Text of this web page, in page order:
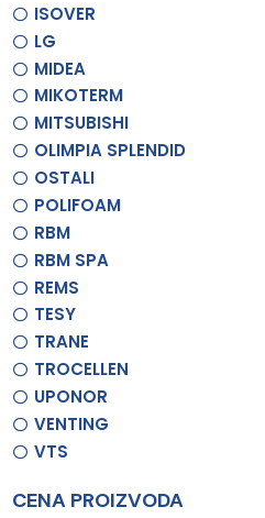
ISOVER
LG
MIDEA
MIKOTERM
MITSUBISHI
OLIMPIA SPLENDID
OSTALI
POLIFOAM
RBM
RBM SPA
REMS
TESY
TRANE
TROCELLEN
UPONOR
VENTING
VTS
CENA PROIZVODA